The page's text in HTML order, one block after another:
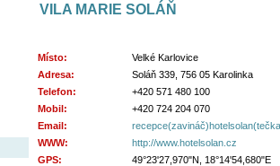
VILA MARIE SOLÁŇ
Místo:
Velké Karlovice
Adresa:
Soláň 339, 756 05 Karolinka
Telefon:
+420 571 480 100
Mobil:
+420 724 204 070
Email:
WWW:
http://www.hotelsolan.cz
GPS:
49°23'27,970"N, 18°14'54,680"E